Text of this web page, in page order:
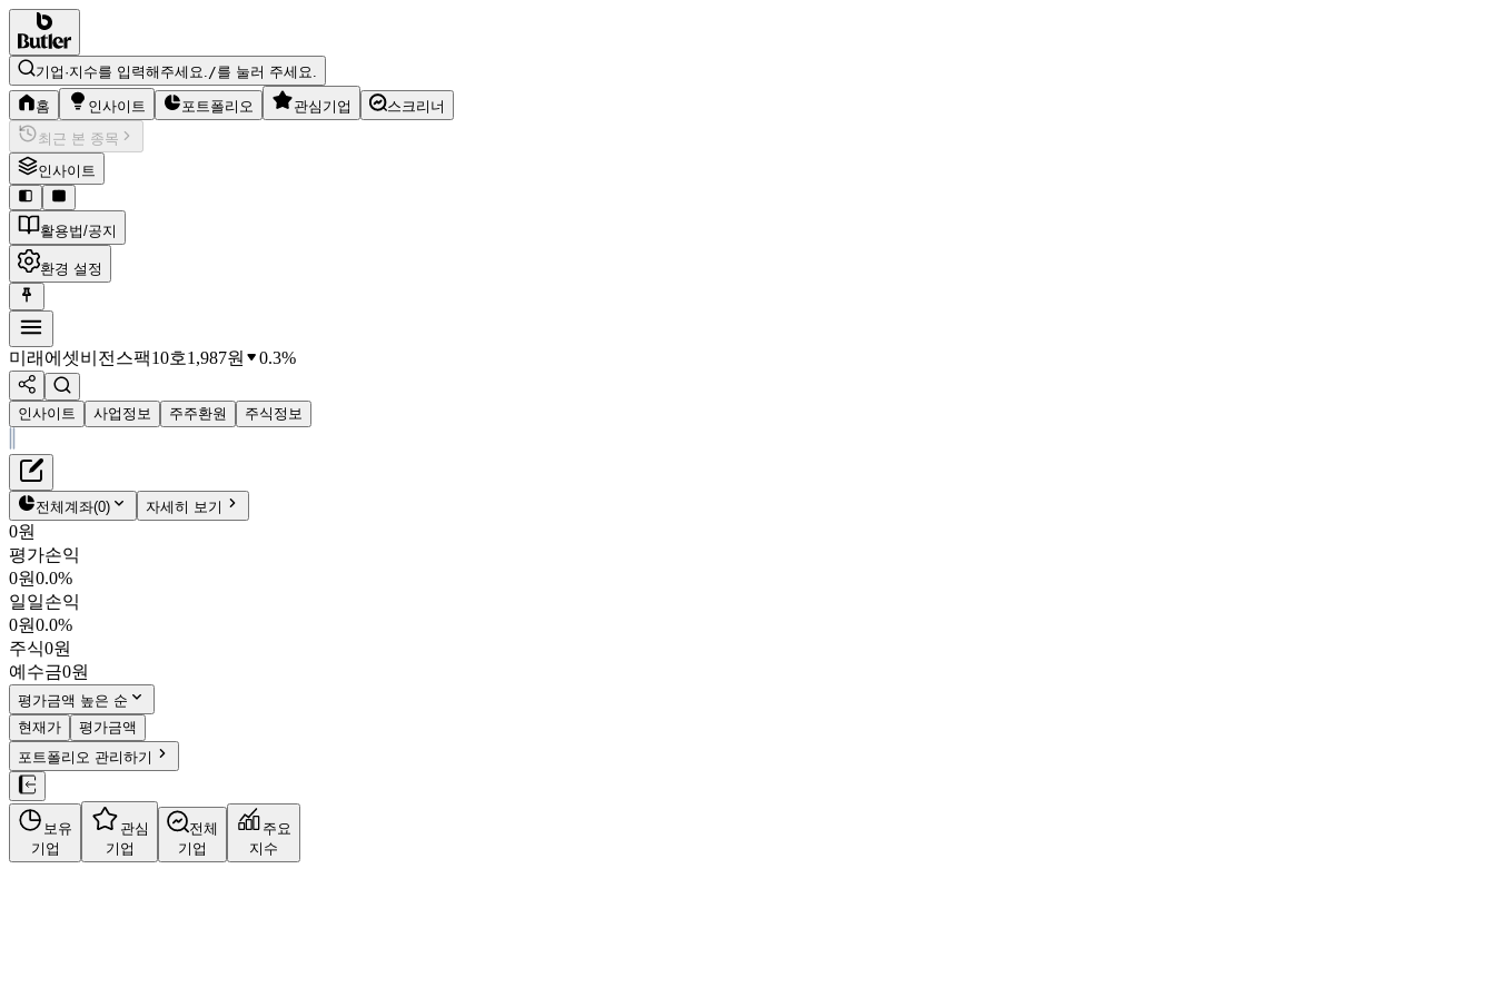
기업·지수를 입력해주세요./를 눌러 주세요.
홈 인사이트 포트폴리오 관심기업
스크리너
최근 본 종목
인사이트
활용법/공지
환경 설정
미래에셋비전스팩10호1,987원 0.3%
인사이트 사업정보 주주환원 주식정보
재무정보
주주환원
주식정보
전체계좌(0) 자세히 보기
0원
평가손익
0원0.0%
일일손익
0원0.0%
주식0원
예수금0원
평가금액 높은 순
현재가
평가금액
포트폴리오 관리하기
보유
기업
관심
기업
전체
기업
주요
지수